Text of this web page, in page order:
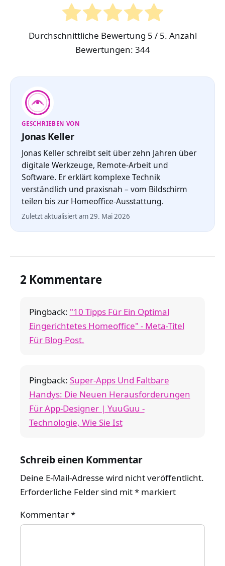
Durchschnittliche Bewertung 5 / 5. Anzahl
Bewertungen: 344
GESCHRIEBEN VON
Jonas Keller
Jonas Keller schreibt seit über zehn Jahren über
digitale Werkzeuge, Remote-Arbeit und
Software. Er erklärt komplexe Technik
verständlich und praxisnah – vom Bildschirm
teilen bis zur Homeoffice-Ausstattung.
Zuletzt aktualisiert am 29. Mai 2026
2 Kommentare
Pingback: "10 Tipps Für Ein Optimal
Eingerichtetes Homeoffice" - Meta-Titel
Für Blog-Post.
Pingback: Super-Apps Und Faltbare
Handys: Die Neuen Herausforderungen
Für App-Designer | YuuGuu -
Technologie, Wie Sie Ist
Schreib einen Kommentar
Deine E-Mail-Adresse wird nicht veröffentlicht.
Erforderliche Felder sind mit* markiert
Kommentar*